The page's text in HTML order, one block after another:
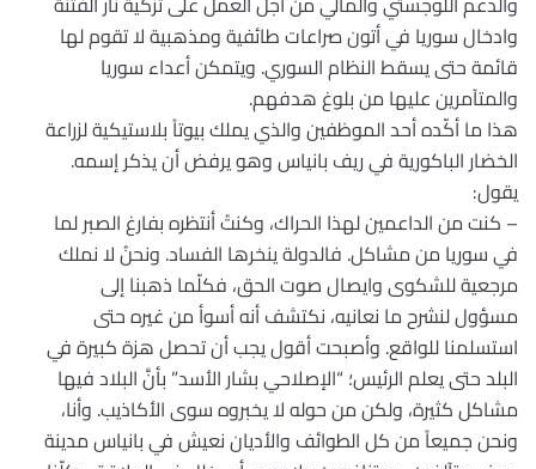
وادخال سوريا في أتون صراعات طائفية ومذهبية لا تقوم لها
قائمة حتى يسقط النظام السوري. ويتمكن أعداء سوريا
والمتآمرين عليها من بلوغ هدفهم.
هذا ما أكّده أحد الموظفين والذي يملك بيوتاً بلاستيكية لزراعة
الخضار الباكورية في ريف بانياس وهو يرفض أن يذكر إسمه.
يقول:
– كنت من الداعمين لهذا الحراك، وكنتُ أنتظره بفارغ الصبر لما
في سوريا من مشاكل. فالدولة ينخرها الفساد. ونحنُ لا نملك
مرجعية للشكوى وايصال صوت الحق، فكلّما ذهبنا إلى
مسؤول لنشرح ما نعانيه، نكتشف أنه أسوأ من غيره حتى
استسلمنا للواقع. وأصبحت أقول يجب أن تحصل هزة كبيرة في
البلد حتى يعلم الرئيس؛ “الإصلاحي بشار الأسد” بأنَّ البلاد فيها
مشاكل كثيرة، ولكن من حوله لا يخبروه سوى الأكاذيب. وأنا،
ونحن جميعاً من كل الطوائف والأديان نعيش في بانياس مدينة